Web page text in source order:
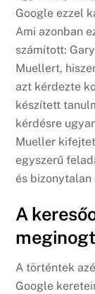
Google ezzel
Ami azonban
számított:
Muellert,
azt kérdezte
készített
kérdésre
Mueller
egyszerű
és bizonytalan
A
A történtek
Google